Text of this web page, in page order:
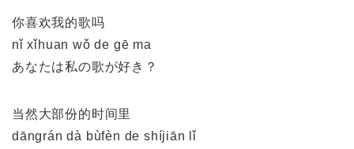
你喜欢我的歌吗
nǐ xǐhuan wǒ de gē ma
あなたは私の歌が好き？
当然大部份的时间里
dāngrán dà bùfèn de shíjiān lǐ